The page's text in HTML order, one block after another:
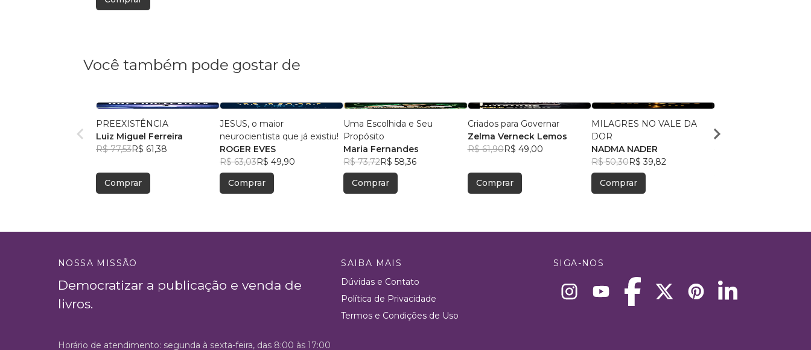
Você também pode gostar de
PREEXISTÊNCIA
Luiz Miguel Ferreira
R$ 77,53R$ 61,38
Comprar
JESUS, o maior
neurocientista que já existiu!
ROGER EVES
R$ 63,03R$ 49,90
Comprar
Uma Escolhida e Seu
Propósito
Maria Fernandes
R$ 73,72R$ 58,36
Comprar
Criados para Governar
Zelma Verneck Lemos
R$ 61,90R$ 49,00
Comprar
MILAGRES NO VALE DA
DOR
NADMA NADER
R$ 50,30R$ 39,82
Comprar
Samuel Antônio
NOSSA MISSÃO
Democratizar a publicação e venda de
livros.
SAIBA MAIS
Dúvidas e Contato
Política de Privacidade
Termos e Condições de Uso
SIGA-NOS
Horário de atendimento: segunda à sexta-feira, das 8:00 às 17:00